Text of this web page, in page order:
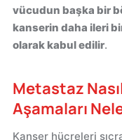
vücudun başka bir
kanserin daha ileri
olarak kabul edilir.
Metastaz
Aşamaları
Kanser hücreleri